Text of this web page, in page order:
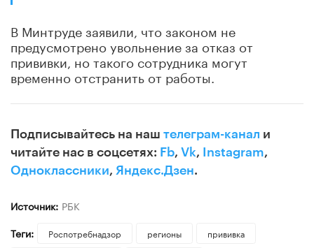
В Минтруде заявили, что законом не
предусмотрено увольнение за отказ от
прививки, но такого сотрудника могут
временно отстранить от работы.
Подписывайтесь на наш телеграм-канал и
читайте нас в соцсетях: Fb, Vk, Instagram,
Одноклассники, Яндекс.Дзен.
Источник: РБК
Теги:
Роспотребнадзор регионы
прививка